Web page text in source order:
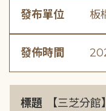
發布單位 板
發佈時間
標題
【三芝分